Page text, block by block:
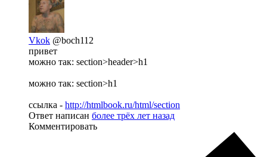
Vkok @boch112
привет
можно так: section>header>h1
можно так: section>h1
ссылка - http://htmlbook.ru/html/section
Ответ написан более трёх лет назад
Комментировать